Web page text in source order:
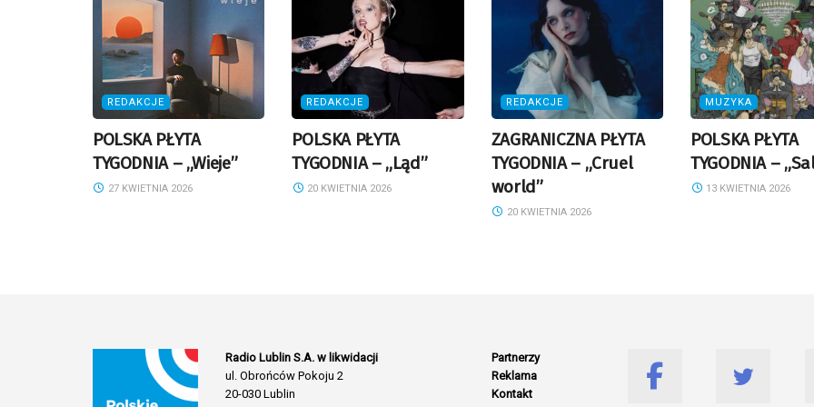
REDAKCJE
POLSKA PŁYTA
TYGODNIA – „Wieje”
27 KWIETNIA 2026
REDAKCJE
POLSKA PŁYTA
TYGODNIA – „Ląd”
20 KWIETNIA 2026
REDAKCJE
ZAGRANICZNA PŁYTA
TYGODNIA – „Cruel
world”
20 KWIETNIA 2026
MUZYKA
POLSKA PŁYTA
TYGODNIA –
13 KWIETNIA 2026
Radio Lublin S.A. w likwidacji
ul. Obrońców Pokoju 2
20-030 Lublin
Partnerzy
Reklama
Kontakt